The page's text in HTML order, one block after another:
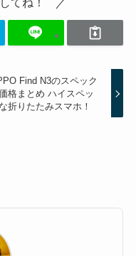
Find N3のスペック
格まとめ ハイスペッ
折りたたみスマホ！